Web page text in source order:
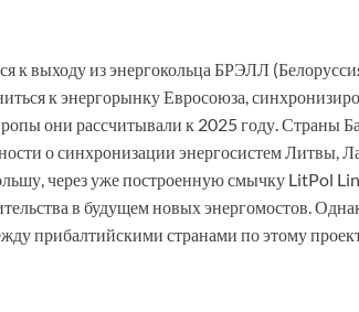
к выходу из энергокольца БРЭЛЛ
к энергорынку Евросоюза,
они рассчитывали к 2025 году. Страны
о синхронизации энергосистем Литвы,
через уже построенную смычку LitPol
в будущем новых энергомостов.
прибалтийскими странами по этому